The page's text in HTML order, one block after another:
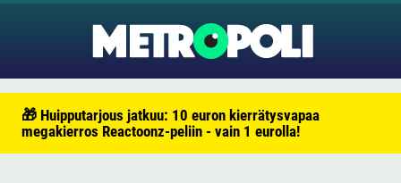
🎁 Huipputarjous jatkuu: 10 euron kierrätysvapaa
megakierros Reactoonz-peliin - vain 1 eurolla!